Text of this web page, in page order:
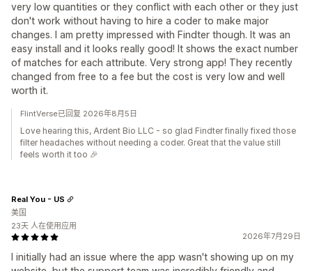
very low quantities or they conflict with each other or they just
don't work without having to hire a coder to make major
changes. I am pretty impressed with Findter though. It was an
easy install and it looks really good! It shows the exact number
of matches for each attribute. Very strong app! They recently
changed from free to a fee but the cost is very low and well
worth it.
FlintVerse已回复 2026年8月5日
Love hearing this, Ardent Bio LLC - so glad Findter finally fixed those
filter headaches without needing a coder. Great that the value still
feels worth it too 🎉
2026年7月29日
I initially had an issue where the app wasn't showing up on my
Real You - US
美国
23天 人在使用应用